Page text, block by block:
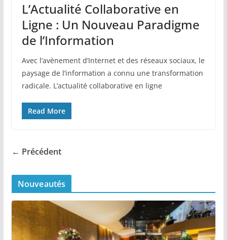
L’Actualité Collaborative en
Ligne : Un Nouveau Paradigme
de l’Information
Avec l’avènement d’Internet et des réseaux sociaux, le
paysage de l’information a connu une transformation
radicale. L’actualité collaborative en ligne
Read More
← Précédent
Nouveautés